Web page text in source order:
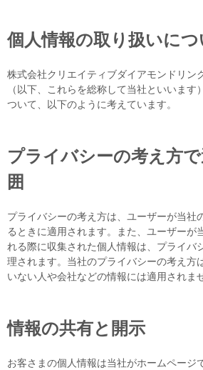
個人情報の取り扱いにつ
株式会社クリエイティブダイアモンドリン
（以下、これらを総称して当社といいます
ついて、以下のように考えています。
プライバシーの考え方
囲
プライバシーの考え方は、ユーザーが当社
るときに適用されます。また、ユーザーが
れる際に収集された個人情報は、プライバ
理されます。当社のプライバシーの考え方
いない人や会社などの情報には適用されま
情報の共有と開示
お客さまの個人情報は当社がホームページ